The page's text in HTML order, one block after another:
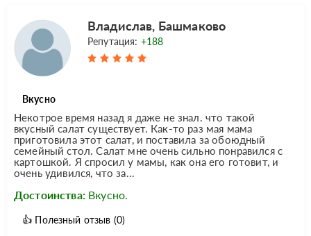
Владислав, Башмаково
Репутация: +188
Вкусно
Некотрое время назад я даже не знал. что такой
вкусный салат существует. Как-то раз мая мама
приготовила этот салат, и поставила за обоюдный
семейный стол. Салат мне очень сильно понравился с
картошкой. Я спросил у мамы, как она его готовит, и
очень удивился, что за...
Достоинства: Вкусно.
👍 Полезный отзыв (0)